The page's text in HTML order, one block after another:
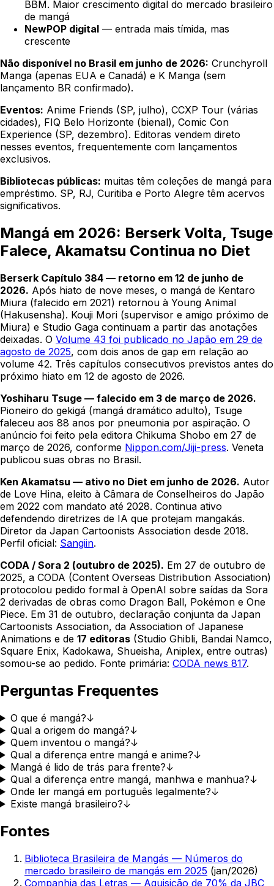
BBM. Maior crescimento digital do mercado brasileiro
de mangá
NewPOP digital — entrada mais tímida, mas
crescente
Não disponível no Brasil em junho de 2026: Crunchyroll
Manga (apenas EUA e Canadá) e K Manga (sem
lançamento BR confirmado).
Eventos: Anime Friends (SP, julho), CCXP Tour (várias
cidades), FIQ Belo Horizonte (bienal), Comic Con
Experience (SP, dezembro). Editoras vendem direto
nesses eventos, frequentemente com lançamentos
exclusivos.
Bibliotecas públicas: muitas têm coleções de mangá para
empréstimo. SP, RJ, Curitiba e Porto Alegre têm acervos
significativos.
Mangá em 2026: Berserk Volta, Tsuge
Falece, Akamatsu Continua no Diet
Berserk Capítulo 384 — retorno em 12 de junho de
2026. Após hiato de nove meses, o mangá de Kentaro
Miura (falecido em 2021) retornou à Young Animal
(Hakusensha). Kouji Mori (supervisor e amigo próximo de
Miura) e Studio Gaga continuam a partir das anotações
deixadas. O Volume 43 foi publicado no Japão em 29 de
agosto de 2025, com dois anos de gap em relação ao
volume 42. Três capítulos consecutivos previstos antes do
próximo hiato em 12 de agosto de 2026.
Yoshiharu Tsuge — falecido em 3 de março de 2026.
Pioneiro do gekigá (mangá dramático adulto), Tsuge
faleceu aos 88 anos por pneumonia por aspiração. O
anúncio foi feito pela editora Chikuma Shobo em 27 de
março de 2026, conforme Nippon.com/Jiji-press. Veneta
publicou suas obras no Brasil.
Ken Akamatsu — ativo no Diet em junho de 2026. Autor
de Love Hina, eleito à Câmara de Conselheiros do Japão
em 2022 com mandato até 2028. Continua ativo
defendendo diretrizes de IA que protejam mangakás.
Diretor da Japan Cartoonists Association desde 2018.
Perfil oficial: Sangiin.
CODA / Sora 2 (outubro de 2025). Em 27 de outubro de
2025, a CODA (Content Overseas Distribution Association)
protocolou pedido formal à OpenAI sobre saídas da Sora
2 derivadas de obras como Dragon Ball, Pokémon e One
Piece. Em 31 de outubro, declaração conjunta da Japan
Cartoonists Association, da Association of Japanese
Animations e de 17 editoras (Studio Ghibli, Bandai Namco,
Square Enix, Kadokawa, Shueisha, Aniplex, entre outras)
somou-se ao pedido. Fonte primária: CODA news 817.
Perguntas Frequentes
O que é mangá?↓
Qual a origem do mangá?↓
Quem inventou o mangá?↓
Qual a diferença entre mangá e anime?↓
Mangá é lido de trás para frente?↓
Qual a diferença entre mangá, manhwa e manhua?↓
Onde ler mangá em português legalmente?↓
Existe mangá brasileiro?↓
Fontes
Biblioteca Brasileira de Mangás — Números do
mercado brasileiro de mangás em 2025 (jan/2026)
Companhia das Letras — Aquisição de 70% da JBC